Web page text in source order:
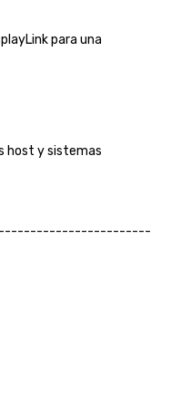
para una
host y sistemas